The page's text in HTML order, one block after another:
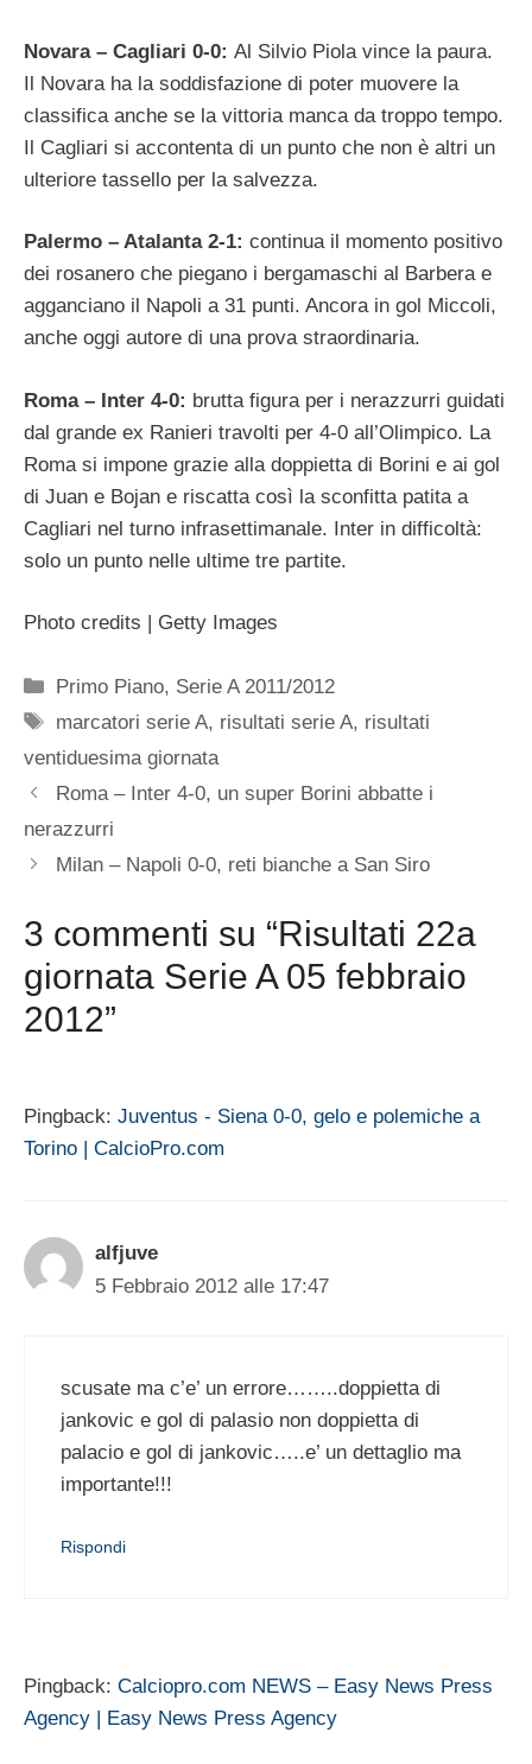
Novara – Cagliari 0-0: Al Silvio Piola vince la paura.
Il Novara ha la soddisfazione di poter muovere la
classifica anche se la vittoria manca da troppo tempo.
Il Cagliari si accontenta di un punto che non è altri un
ulteriore tassello per la salvezza.
Palermo – Atalanta 2-1: continua il momento positivo
dei rosanero che piegano i bergamaschi al Barbera e
agganciano il Napoli a 31 punti. Ancora in gol Miccoli,
anche oggi autore di una prova straordinaria.
Roma – Inter 4-0: brutta figura per i nerazzurri guidati
dal grande ex Ranieri travolti per 4-0 all’Olimpico. La
Roma si impone grazie alla doppietta di Borini e ai gol
di Juan e Bojan e riscatta così la sconfitta patita a
Cagliari nel turno infrasettimanale. Inter in difficoltà:
solo un punto nelle ultime tre partite.
Photo credits | Getty Images
Categorie
Primo Piano, Serie A 2011/2012
Tag
marcatori serie A, risultati serie A, risultati
ventiduesima giornata
Roma – Inter 4-0, un super Borini abbatte i
nerazzurri
Milan – Napoli 0-0, reti bianche a San Siro
3 commenti su “Risultati 22a
giornata Serie A 05 febbraio
2012”
Pingback: Juventus - Siena 0-0, gelo e polemiche a
Torino | CalcioPro.com
alfjuve
5 Febbraio 2012 alle 17:47
scusate ma c’e’ un errore……..doppietta di
jankovic e gol di palasio non doppietta di
palacio e gol di jankovic…..e’ un dettaglio ma
importante!!!
Rispondi
Pingback: Calciopro.com NEWS – Easy News Press
Agency | Easy News Press Agency